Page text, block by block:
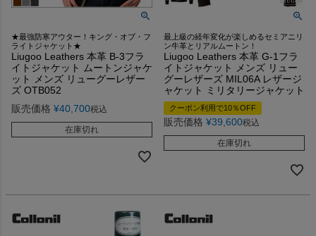
★最強防寒アウター！キング・オブ・フ
ライトジャケット★
Liugoo Leathers 本革 B-3フラ
イトジャケット ムートンジャケ
ット メンズ リューグーレザー
ズ OTB052
販売価格 ¥40,700税込
在庫切れ
最上級の経年変化が楽しめるセミアニリ
ン牛革とリアルムートン！
Liugoo Leathers 本革 G-1フラ
イトジャケット メンズ リュー
グーレザーズ MIL06A レザージ
ャケット ミリタリージャケット
クーポン利用で10％OFF
販売価格 ¥39,600税込
在庫切れ